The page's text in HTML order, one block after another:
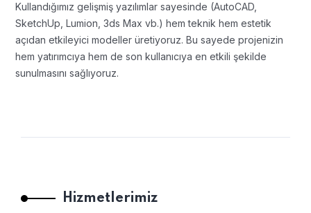
Kullandığımız gelişmiş yazılımlar sayesinde (AutoCAD,
SketchUp, Lumion, 3ds Max vb.) hem teknik hem estetik
açıdan etkileyici modeller üretiyoruz. Bu sayede projenizin
hem yatırımcıya hem de son kullanıcıya en etkili şekilde
sunulmasını sağlıyoruz.
Hizmetlerimiz